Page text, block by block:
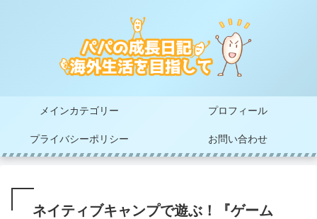
メインカテゴリー プロフィール
プライバシーポリシー お問い合わせ
ネイティブキャンプで遊ぶ！『ゲーム